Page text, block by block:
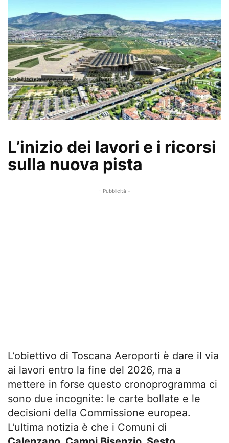
L’inizio dei lavori e i ricorsi
sulla nuova pista
- Pubblicità -
L’obiettivo di Toscana Aeroporti è dare il via
ai lavori entro la fine del 2026, ma a
mettere in forse questo cronoprogramma ci
sono due incognite: le carte bollate e le
decisioni della Commissione europea.
L’ultima notizia è che i Comuni di